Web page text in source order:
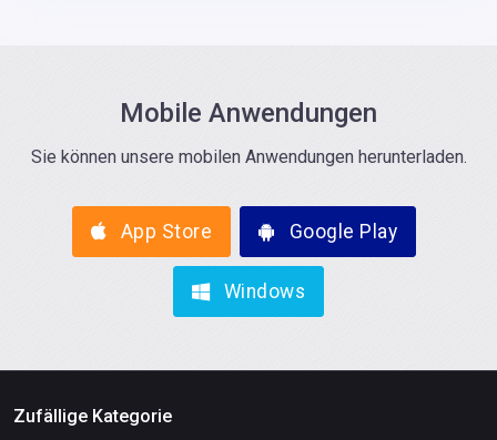
Mobile Anwendungen
Sie können unsere mobilen Anwendungen herunterladen.
App Store Google Play
Windows
Zufällige Kategorie